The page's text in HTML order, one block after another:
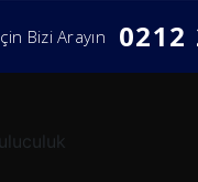
Bizi Arayın 0212